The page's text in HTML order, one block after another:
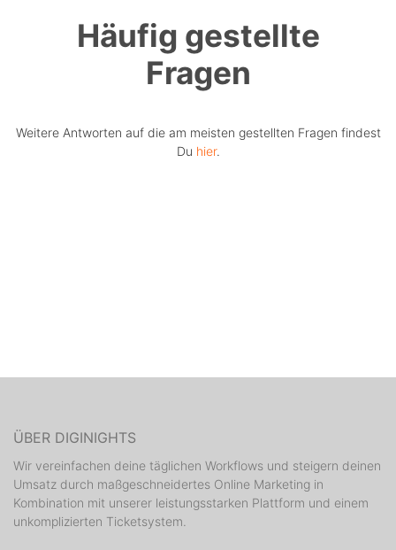
Häufig gestellte
Fragen
Weitere Antworten auf die am meisten gestellten Fragen findest
Du hier.
ÜBER DIGINIGHTS
Wir vereinfachen deine täglichen Workflows und steigern deinen
Umsatz durch maßgeschneidertes Online Marketing in
Kombination mit unserer leistungsstarken Plattform und einem
unkomplizierten Ticketsystem.